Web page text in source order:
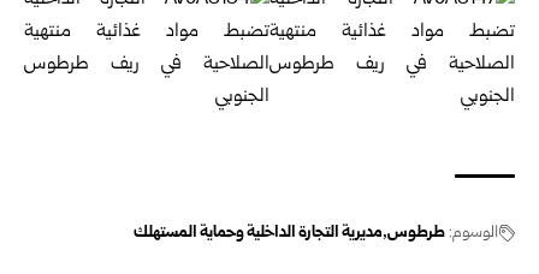
الوسوم:طرطوس مديرية التجارة الداخلية وحماية المستهلك